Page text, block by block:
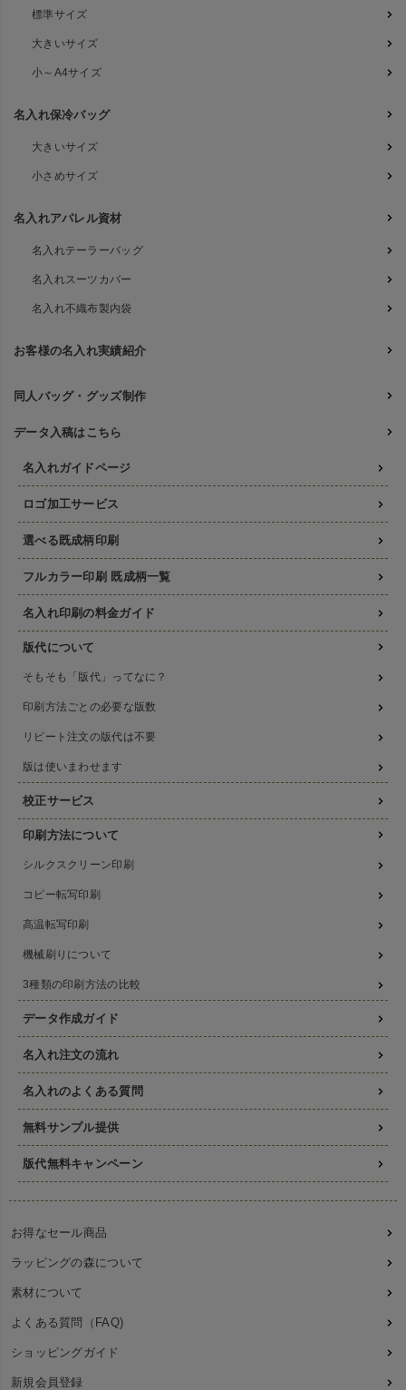
標準サイズ
大きいサイズ
小～A4サイズ
名入れ保冷バッグ
大きいサイズ
小さめサイズ
名入れアパレル資材
名入れテーラーバッグ
名入れスーツカバー
名入れ不織布製内袋
お客様の名入れ実績紹介
同人バッグ・グッズ制作
データ入稿はこちら
名入れガイドページ
ロゴ加工サービス
選べる既成柄印刷
フルカラー印刷 既成柄一覧
名入れ印刷の料金ガイド
版代について
そもそも「版代」ってなに？
印刷方法ごとの必要な版数
リピート注文の版代は不要
版は使いまわせます
校正サービス
印刷方法について
シルクスクリーン印刷
コピー転写印刷
高温転写印刷
機械刷りについて
3種類の印刷方法の比較
データ作成ガイド
名入れ注文の流れ
名入れのよくある質問
無料サンプル提供
版代無料キャンペーン
お得なセール商品
ラッピングの森について
素材について
よくある質問（FAQ)
ショッピングガイド
新規会員登録